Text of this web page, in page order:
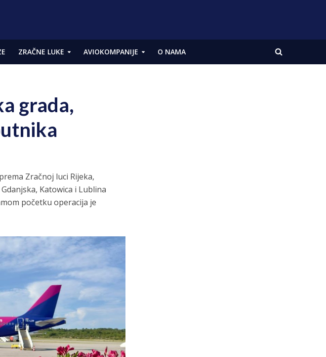
ZRAČNE LUKE AVIOKOMPANIJE O NAMA
grada,
Zračnoj luci Rijeka,
Katowica i Lublina
početku operacija je